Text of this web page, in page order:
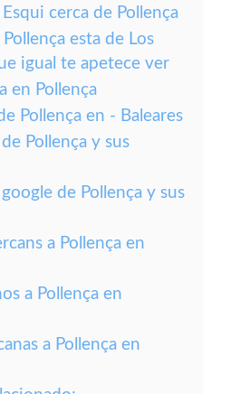
cerca de Pollença
esta de Los
igual te apetece ver
en Pollença
Pollença en - Baleares
Pollença y sus
de Pollença y sus
a Pollença en
a Pollença en
a Pollença en